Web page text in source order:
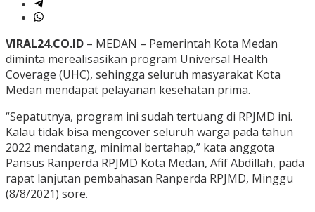
VIRAL24.CO.ID – MEDAN – Pemerintah Kota Medan
diminta merealisasikan program Universal Health
Coverage (UHC), sehingga seluruh masyarakat Kota
Medan mendapat pelayanan kesehatan prima.
“Sepatutnya, program ini sudah tertuang di RPJMD ini.
Kalau tidak bisa mengcover seluruh warga pada tahun
2022 mendatang, minimal bertahap,” kata anggota
Pansus Ranperda RPJMD Kota Medan, Afif Abdillah, pada
rapat lanjutan pembahasan Ranperda RPJMD, Minggu
(8/8/2021) sore.